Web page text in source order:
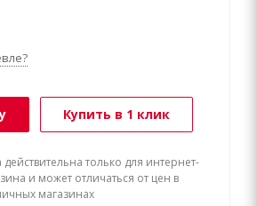
Купить в 1 клик
действительна только для интернет-
и может отличаться от цен в
магазинах